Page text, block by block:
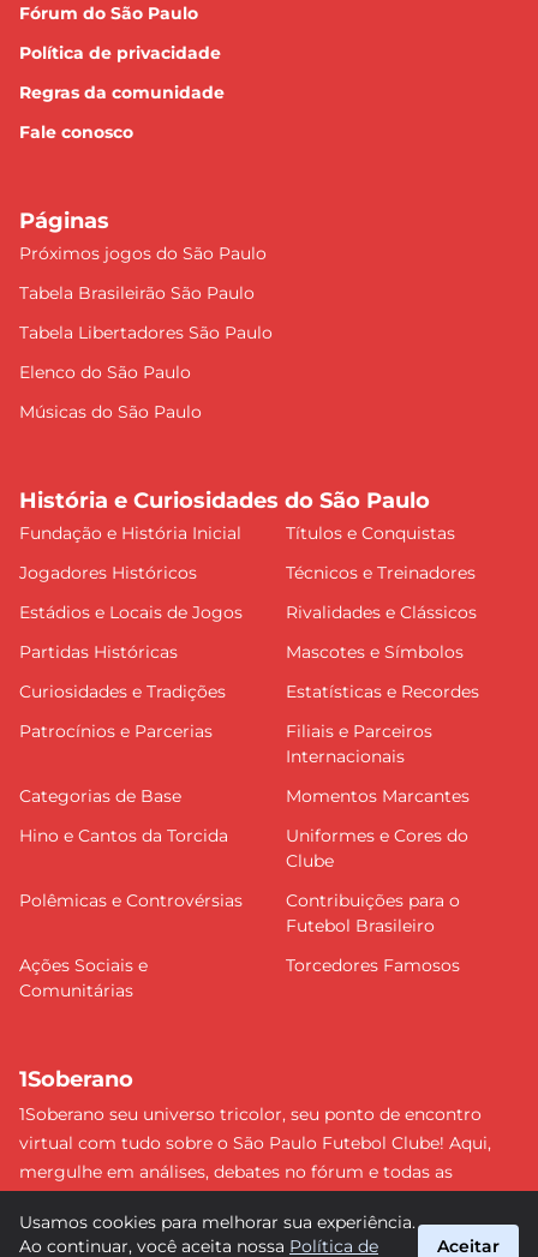
Fórum do São Paulo
Política de privacidade
Regras da comunidade
Fale conosco
Páginas
Próximos jogos do São Paulo
Tabela Brasileirão São Paulo
Tabela Libertadores São Paulo
Elenco do São Paulo
Músicas do São Paulo
História e Curiosidades do São Paulo
Fundação e História Inicial
Títulos e Conquistas
Jogadores Históricos
Técnicos e Treinadores
Estádios e Locais de Jogos
Rivalidades e Clássicos
Partidas Históricas
Mascotes e Símbolos
Curiosidades e Tradições
Estatísticas e Recordes
Patrocínios e Parcerias
Filiais e Parceiros
Internacionais
Categorias de Base
Momentos Marcantes
Hino e Cantos da Torcida
Uniformes e Cores do
Clube
Polêmicas e Controvérsias
Contribuições para o
Futebol Brasileiro
Ações Sociais e
Comunitárias
Torcedores Famosos
1Soberano
1Soberano seu universo tricolor, seu ponto de encontro
virtual com tudo sobre o São Paulo Futebol Clube! Aqui,
mergulhe em análises, debates no fórum e todas as
detalhe e faça parte dessa comunidade apaixonada pelo
Usamos cookies para melhorar sua experiência.
Ao continuar, você aceita nossa Política de Aceitar